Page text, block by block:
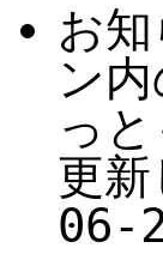
お
ン
っ
更
06-